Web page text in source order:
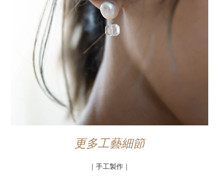
更多工藝細節
｜手工製作｜